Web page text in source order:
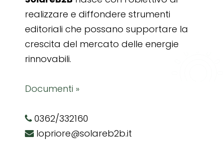
realizzare e diffondere strumenti
editoriali che possano supportare la
crescita del mercato delle energie
rinnovabili.
Documenti »
0362/332160
lopriore@solareb2b.it